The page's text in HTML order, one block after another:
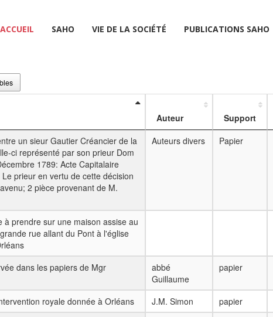
ACCUEIL SAHO VIE DE LA SOCIÉTÉ PUBLICATIONS SAHO
Auteur Support
un sieur Gautier Créancier de la
ci représenté par son prieur Dom
1789: Acte Capitalaire
prieur en vertu de cette décision
2 pièce provenant de M.
Auteurs divers Papier
prendre sur une maison assise au
rue allant du Pont à l'église
dans les papiers de Mgr
abbé
Guillaume
papier
royale donnée à Orléans J.M. Simon papier